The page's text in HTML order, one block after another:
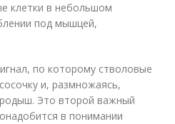
клетки в небольшом
под мышцей,
по которому стволовые
и, размножаясь,
Это второй важный
в понимании